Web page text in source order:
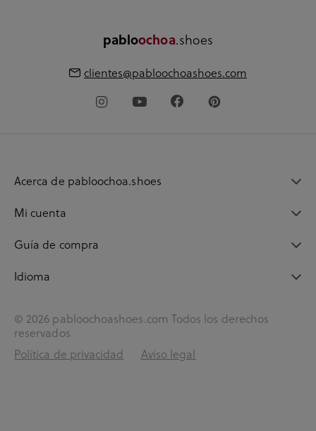
pabloochoa.shoes
clientes@pabloochoashoes.com
Acerca de pabloochoa.shoes
Mi cuenta
Guía de compra
Idioma
© 2026 pabloochoashoes.com Todos los derechos
reservados
Política de privacidad
Aviso legal